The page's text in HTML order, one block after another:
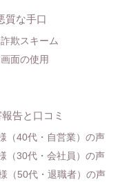
質な手口
欺スキーム
面の使用
告と口コミ
（40代・自営業）の声
（30代・会社員）の声
（50代・退職者）の声